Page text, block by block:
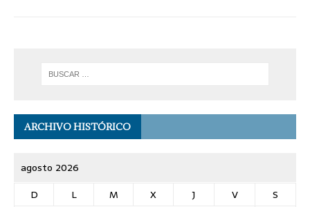
ARCHIVO HISTÓRICO
agosto 2026
D
L M X J V
S